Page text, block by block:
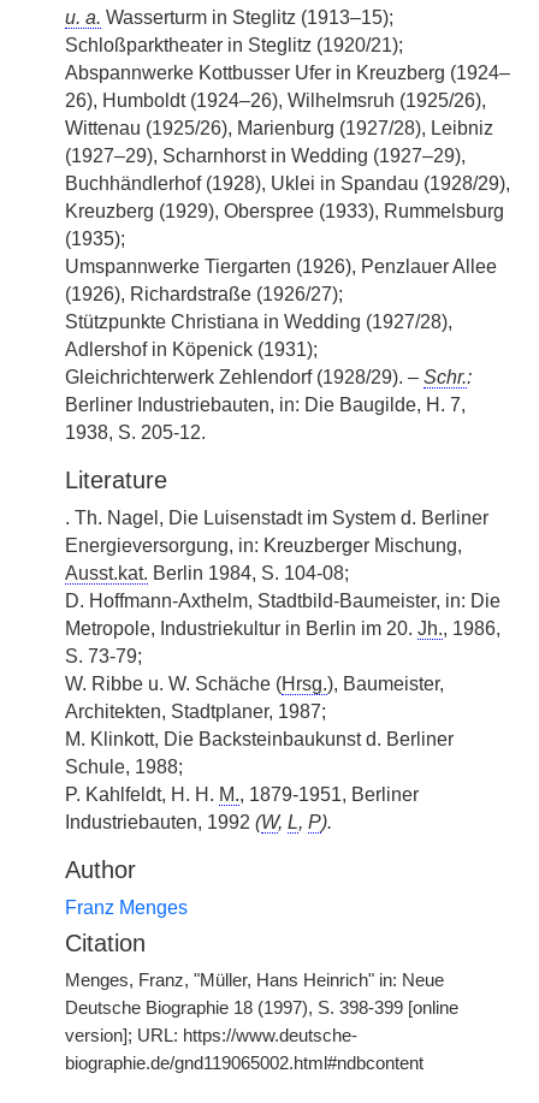
u. a. Wasserturm in Steglitz (1913–15);
Schloßparktheater in Steglitz (1920/21);
Abspannwerke Kottbusser Ufer in Kreuzberg (1924–
26), Humboldt (1924–26), Wilhelmsruh (1925/26),
Wittenau (1925/26), Marienburg (1927/28), Leibniz
(1927–29), Scharnhorst in Wedding (1927–29),
Buchhändlerhof (1928), Uklei in Spandau (1928/29),
Kreuzberg (1929), Oberspree (1933), Rummelsburg
(1935);
Umspannwerke Tiergarten (1926), Penzlauer Allee
(1926), Richardstraße (1926/27);
Stützpunkte Christiana in Wedding (1927/28),
Adlershof in Köpenick (1931);
Gleichrichterwerk Zehlendorf (1928/29). – Schr.:
Berliner Industriebauten, in: Die Baugilde, H. 7,
1938, S. 205-12.
Literature
. Th. Nagel, Die Luisenstadt im System d. Berliner
Energieversorgung, in: Kreuzberger Mischung,
Ausst.kat. Berlin 1984, S. 104-08;
D. Hoffmann-Axthelm, Stadtbild-Baumeister, in: Die
Metropole, Industriekultur in Berlin im 20. Jh., 1986,
S. 73-79;
W. Ribbe u. W. Schäche (Hrsg.), Baumeister,
Architekten, Stadtplaner, 1987;
M. Klinkott, Die Backsteinbaukunst d. Berliner
Schule, 1988;
P. Kahlfeldt, H. H. M., 1879-1951, Berliner
Industriebauten, 1992 (W, L, P).
Author
Franz Menges
Citation
Menges, Franz, "Müller, Hans Heinrich" in: Neue
Deutsche Biographie 18 (1997), S. 398-399 [online
version]; URL: https://www.deutsche-
biographie.de/gnd119065002.html#ndbcontent